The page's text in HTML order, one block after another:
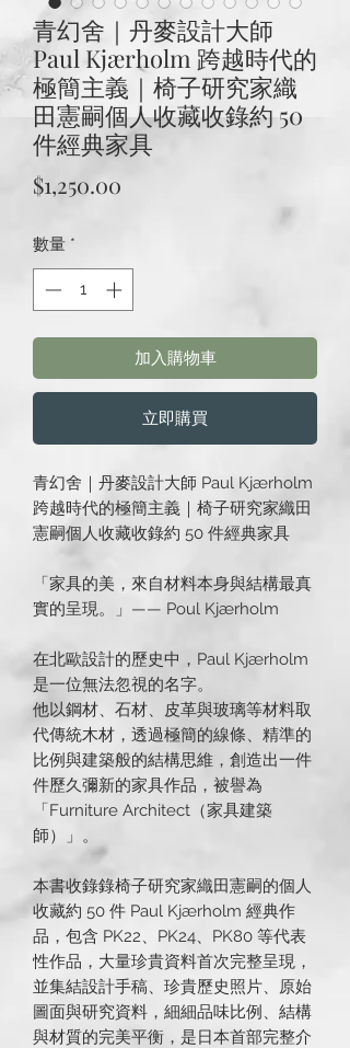
青幻舍｜丹麥設計大師
Paul Kjærholm 跨越時代的
極簡主義｜椅子研究家織
田憲嗣個人收藏收錄約 50
件經典家具
$1,250.00
數量 *
加入購物車
立即購買
青幻舍｜丹麥設計大師 Paul Kjærholm
跨越時代的極簡主義｜椅子研究家織田
憲嗣個人收藏收錄約 50 件經典家具
「家具的美，來自材料本身與結構最真
實的呈現。」—— Poul Kjærholm
在北歐設計的歷史中，Paul Kjærholm
是一位無法忽視的名字。
他以鋼材、石材、皮革與玻璃等材料取
代傳統木材，透過極簡的線條、精準的
比例與建築般的結構思維，創造出一件
件歷久彌新的家具作品，被譽為
「Furniture Architect（家具建築
師）」。
本書收錄錄椅子研究家織田憲嗣的個人
收藏約 50 件 Paul Kjærholm 經典作
品，包含 PK22、PK24、PK80 等代表
性作品，大量珍貴資料首次完整呈現，
並集結設計手稿、珍貴歷史照片、原始
圖面與研究資料，細細品味比例、結構
與材質的完美平衡，是日本首部完整介